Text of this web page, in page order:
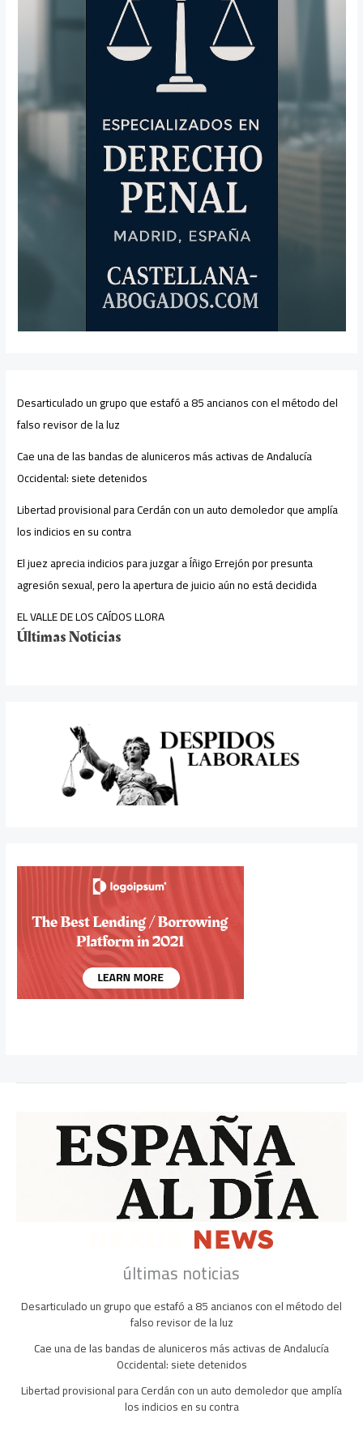
Desarticulado un grupo que estafó a 85 ancianos con el método del
falso revisor de la luz
Cae una de las bandas de aluniceros más activas de Andalucía
Occidental: siete detenidos
Libertad provisional para Cerdán con un auto demoledor que amplía
los indicios en su contra
El juez aprecia indicios para juzgar a Íñigo Errejón por presunta
agresión sexual, pero la apertura de juicio aún no está decidida
EL VALLE DE LOS CAÍDOS LLORA
Últimas Noticias
últimas noticias
Desarticulado un grupo que estafó a 85 ancianos con el método del
falso revisor de la luz
Cae una de las bandas de aluniceros más activas de Andalucía
Occidental: siete detenidos
Libertad provisional para Cerdán con un auto demoledor que amplía
los indicios en su contra